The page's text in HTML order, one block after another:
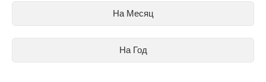
На Месяц
На Год